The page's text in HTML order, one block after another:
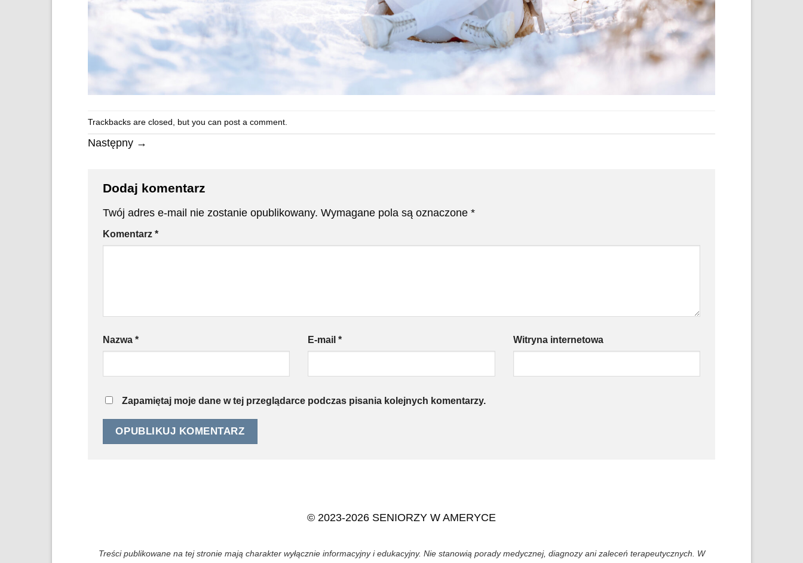
Trackbacks are closed, but you can post a comment
Następny →
Dodaj komentarz
Twój adres e-mail nie zostanie opublikowany. Wymagane pola są oznaczone *
Komentarz *
Nazwa * E-mail* Witryna internetowa
Zapamiętaj moje dane w tej przeglądarce podczas pisania kolejnych komentarzy.
© 2023-2026 SENIORZY W AMERYCE
Treści publikowane na tej stronie mają charakter wyłącznie informacyjny i edukacyjny. Nie stanowią porady medycznej, diagnozy ani zaleceń terapeutycznych. W